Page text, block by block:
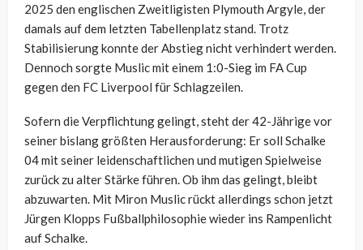
2025 den englischen Zweitligisten Plymouth Argyle, der
damals auf dem letzten Tabellenplatz stand. Trotz
Stabilisierung konnte der Abstieg nicht verhindert werden.
Dennoch sorgte Muslic mit einem 1:0-Sieg im FA Cup
gegen den FC Liverpool für Schlagzeilen.
Sofern die Verpflichtung gelingt, steht der 42-Jährige vor
seiner bislang größten Herausforderung: Er soll Schalke
04 mit seiner leidenschaftlichen und mutigen Spielweise
zurück zu alter Stärke führen. Ob ihm das gelingt, bleibt
abzuwarten. Mit Miron Muslic rückt allerdings schon jetzt
Jürgen Klopps Fußballphilosophie wieder ins Rampenlicht
auf Schalke.